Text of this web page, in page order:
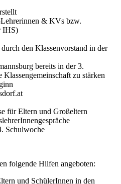
& KVs bzw.
IHS)
den Klassenvorstand in der
bereits in der 3.
zu stärken
für Eltern und Großeltern
Schulwoche
folgende Hilfen angeboten:
und SchülerInnen in den